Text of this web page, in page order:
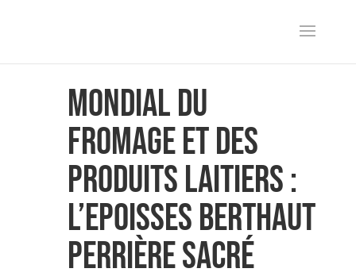
Mondial du
Fromage et des
Produits Laitiers :
l’Epoisses Berthaut
Perrière sacré